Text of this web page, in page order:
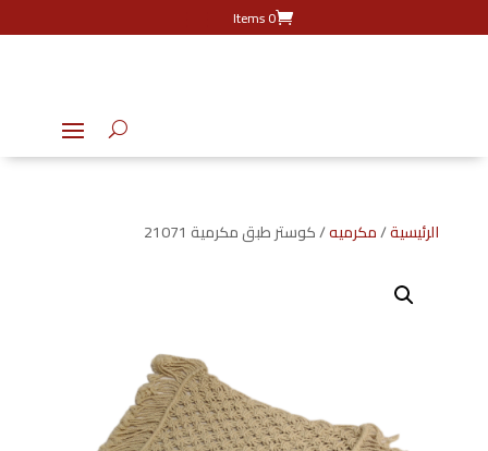
0 Items
الرئيسية/مكرميه/ كوستر طبق مكرمية 21071